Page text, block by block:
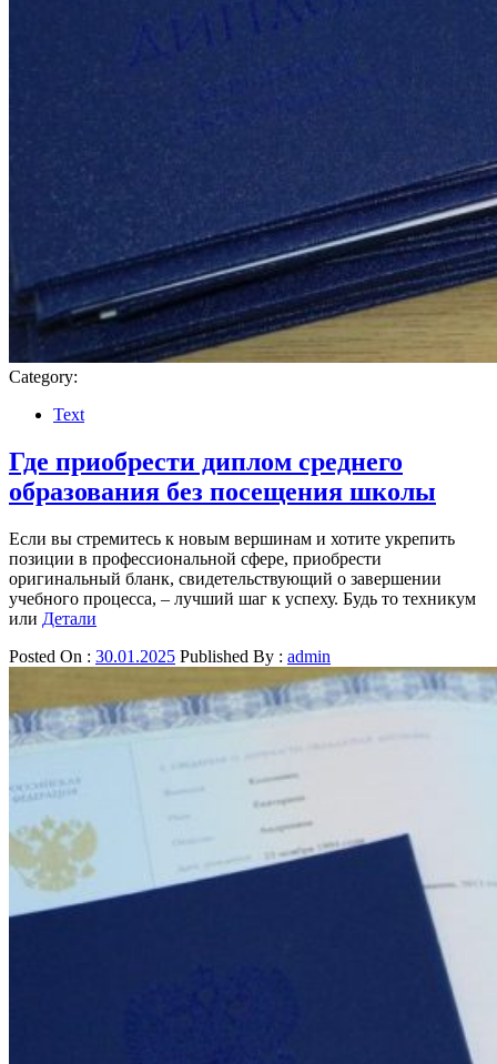
Category:
Text
Где приобрести диплом среднего
образования без посещения школы
Если вы стремитесь к новым вершинам и хотите укрепить
позиции в профессиональной сфере, приобрести
оригинальный бланк, свидетельствующий о завершении
учебного процесса, – лучший шаг к успеху. Будь то техникум
или Детали
Posted On : 30.01.2025 Published By : admin